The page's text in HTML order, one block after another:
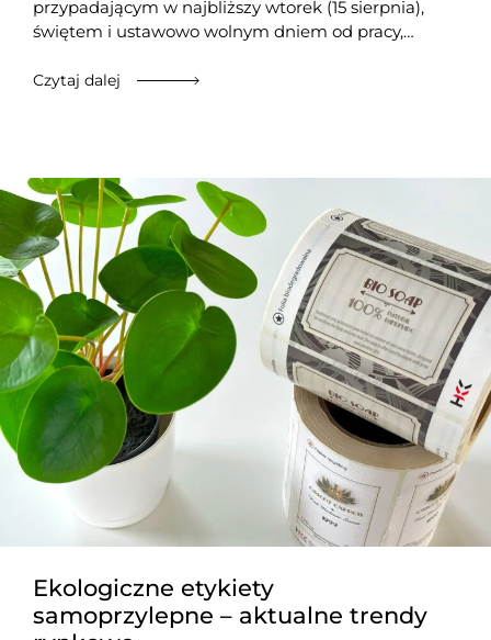
przypadającym w najbliższy wtorek (15 sierpnia),
świętem i ustawowo wolnym dniem od pracy,…
Czytaj dalej
Ekologiczne etykiety
samoprzylepne – aktualne trendy